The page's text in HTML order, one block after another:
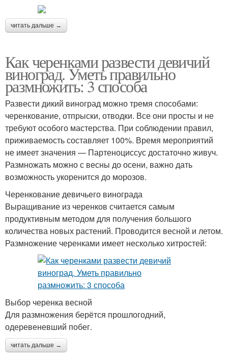
читать дальше →
Как черенками развести девичий
виноград. Уметь правильно
размножить: 3 способа
Развести дикий виноград можно тремя способами:
черенкование, отпрыски, отводки. Все они просты и не
требуют особого мастерства. При соблюдении правил,
приживаемость составляет 100%. Время мероприятий
не имеет значения — Партеноциссус достаточно живуч.
Размножать можно с весны до осени, важно дать
возможность укоренится до морозов.
Черенкование девичьего винограда
Выращивание из черенков считается самым
продуктивным методом для получения большого
количества новых растений. Проводится весной и летом.
Размножение черенками имеет несколько хитростей:
Выбор черенка весной
Для размножения берётся прошлогодний,
одеревеневший побег.
читать дальше →